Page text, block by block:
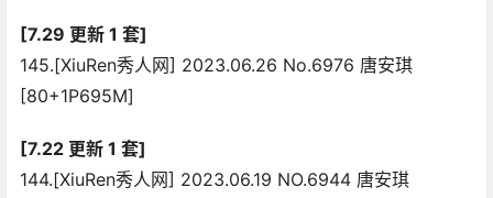
[7.29 更新 1 套]
145.[XiuRen秀人网] 2023.06.26 No.6976 唐安琪
[80+1P695M]
[7.22 更新 1 套]
144.[XiuRen秀人网] 2023.06.19 NO.6944 唐安琪